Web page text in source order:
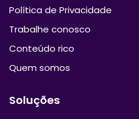
Política de Privacidade
Trabalhe conosco
Conteúdo rico
Quem somos
Soluções